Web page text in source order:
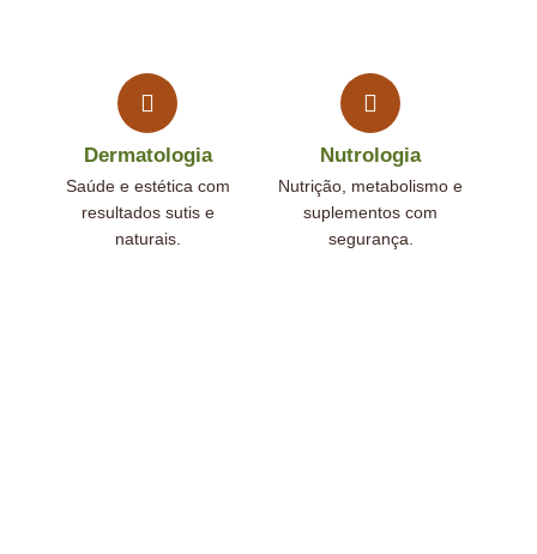
Dermatologia
Saúde e estética com
resultados sutis e
naturais.
Nutrologia
Nutrição, metabolismo e
suplementos com
segurança.